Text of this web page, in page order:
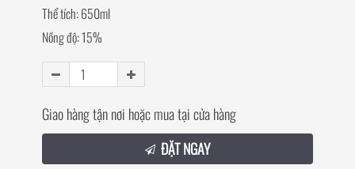
Thể tích: 650ml
Nồng độ: 15%
Giao hàng tận nơi hoặc mua tại cửa hàng
ĐẶT NGAY